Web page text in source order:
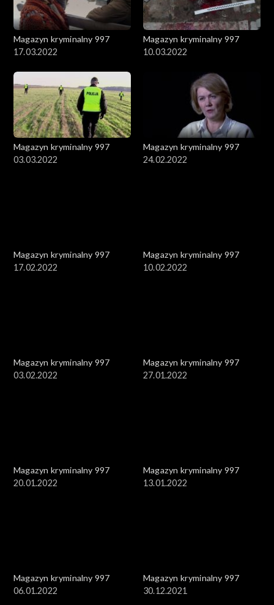
Magazyn kryminalny 997
17.03.2022
Magazyn kryminalny 997
10.03.2022
Magazyn kryminalny 997
03.03.2022
Magazyn kryminalny 997
24.02.2022
Magazyn kryminalny 997
17.02.2022
Magazyn kryminalny 997
10.02.2022
Magazyn kryminalny 997
03.02.2022
Magazyn kryminalny 997
27.01.2022
Magazyn kryminalny 997
20.01.2022
Magazyn kryminalny 997
13.01.2022
Magazyn kryminalny 997
06.01.2022
Magazyn kryminalny 997
30.12.2021